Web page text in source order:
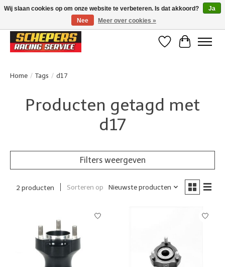
Klanten beoordelen ons met een 4,8/5 op Google reviews
Verlanglijst
Home / Tags / d17
Producten getagd met
d17
Filters weergeven
2 producten Sorteren op Nieuwste producten
Wij slaan cookies op om onze website te verbeteren. Is dat akkoord?
Ja
Nee
Meer over cookies »